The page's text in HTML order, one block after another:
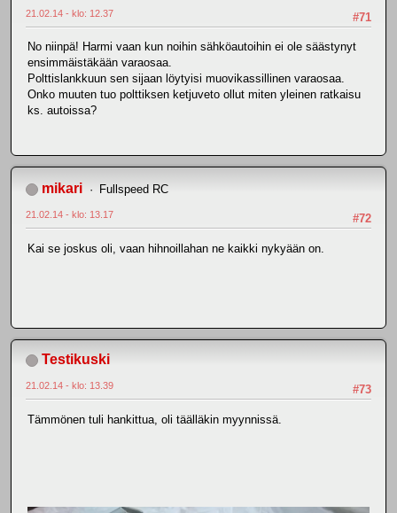
#71
21.02.14 - klo: 12.37
No niinpä! Harmi vaan kun noihin sähköautoihin ei ole säästynyt
ensimmäistäkään varaosaa.
Polttislankkuun sen sijaan löytyisi muovikassillinen varaosaa.
Onko muuten tuo polttiksen ketjuveto ollut miten yleinen ratkaisu
ks. autoissa?
mikari Fullspeed RC
#72
21.02.14 - klo: 13.17
Kai se joskus oli, vaan hihnoillahan ne kaikki nykyään on.
Testikuski
#73
21.02.14 - klo: 13.39
Tämmönen tuli hankittua, oli täälläkin myynnissä.